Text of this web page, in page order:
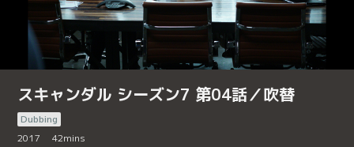
スキャンダル シーズン7 第04話／吹替
Dubbing
2017
42mins